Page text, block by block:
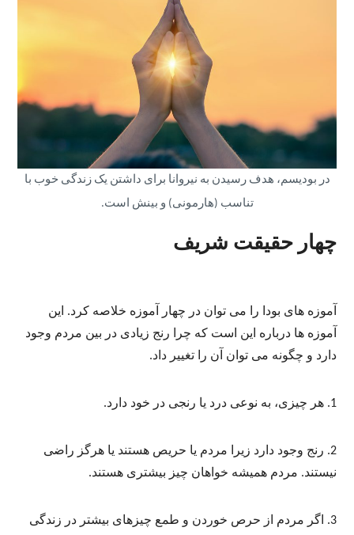
در بودیسم، هدف رسیدن به نیروانا برای داشتن یک زندگی خوب با
تناسب (هارمونی) و بینش است.
چهار حقیقت شریف
آموزه های بودا را می توان در چهار آموزه خلاصه کرد. این
آموزه ها درباره این است که چرا رنج زیادی در بین مردم وجود
دارد و چگونه می توان آن را تغییر داد.
1. هر چیزی، به نوعی درد یا رنجی در خود دارد.
2. رنج وجود دارد زیرا مردم یا حریص هستند یا هرگز راضی
نیستند. مردم همیشه خواهان چیز بیشتری هستند.
3. اگر مردم از حرص خوردن و طمع چیزهای بیشتر در زندگی